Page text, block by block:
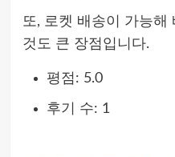
또, 로켓 배송이 가능해
것도 큰 장점입니다.
평점: 5.0
후기 수: 1